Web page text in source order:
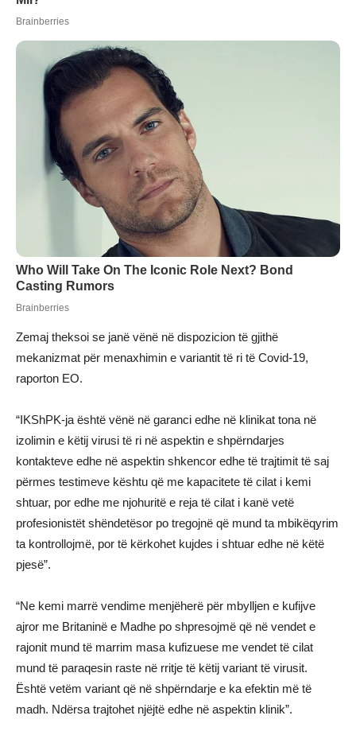
Zemaj theksoi se janë vënë në dispozicion të gjithë
mekanizmat për menaxhimin e variantit të ri të Covid-19,
raporton EO.
“IKShPK-ja është vënë në garanci edhe në klinikat tona në
izolimin e këtij virusi të ri në aspektin e shpërndarjes
kontakteve edhe në aspektin shkencor edhe të trajtimit të saj
përmes testimeve kështu që me kapacitete të cilat i kemi
shtuar, por edhe me njohuritë e reja të cilat i kanë vetë
profesionistët shëndetësor po tregojnë që mund ta mbikëqyrim
ta kontrollojmë, por të kërkohet kujdes i shtuar edhe në këtë
pjesë”.
“Ne kemi marrë vendime menjëherë për mbylljen e kufijve
ajror me Britaninë e Madhe po shpresojmë që në vendet e
rajonit mund të marrim masa kufizuese me vendet të cilat
mund të paraqesin raste në rritje të këtij variant të virusit.
Është vetëm variant që në shpërndarje e ka efektin më të
madh. Ndërsa trajtohet njëjtë edhe në aspektin klinik”.